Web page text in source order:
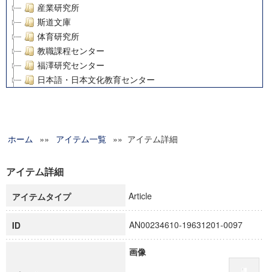
産業研究所
斯道文庫
体育研究所
教職課程センター
福澤研究センター
日本語・日本文化教育センター
グローバルリサーチインスティテュート
科学研究費補助金研究成果報告書
慶應義塾大学グローバルCOEプログラム市民社会ガバナンス
慶應義塾大学グローバルCOEプログラム論理と感性の先端的
博士課程教育リーディングプログラム「超成熟社会発展のサ
学術雑誌掲載論文等(8)
ホーム »» アイテム一覧 »» アイテム詳細
アイテム詳細
アイテムタイプ Article
ID AN00234610-19631201-0097
画像